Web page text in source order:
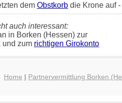
dem Obstkorbdie Krone auf -
auch interessant:
in Borken (Hessen) zur
und zum richtigen Girokonto
Home | Partnervermittlung Borken